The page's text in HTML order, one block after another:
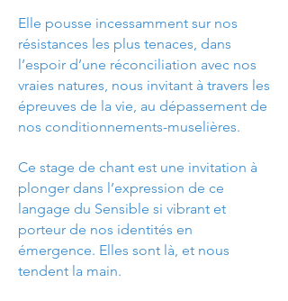
Elle pousse incessamment sur nos
résistances les plus tenaces, dans
l’espoir d’une réconciliation avec nos
vraies natures, nous invitant à travers les
épreuves de la vie, au dépassement de
nos conditionnements-muselières.
Ce stage de chant est une invitation à
plonger dans l’expression de ce
langage du Sensible si vibrant et
porteur de nos identités en
émergence. Elles sont là, et nous
tendent la main.